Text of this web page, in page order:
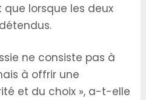
que lorsque les deux
ne consiste pas à
à offrir une
et du choix », a-t-elle